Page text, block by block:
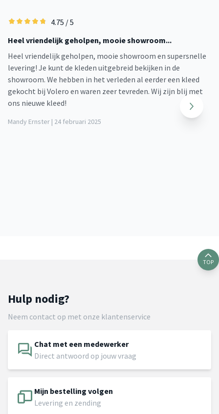
4.75 / 5
Heel vriendelijk geholpen, mooie showroom...
Heel vriendelijk geholpen, mooie showroom en supersnelle
levering! Je kunt de kleden uitgebreid bekijken in de
showroom. We hebben in het verleden al eerder een kleed
gekocht bij Volero en waren zeer tevreden. Wij zijn blij met
ons nieuwe kleed!
Mandy Ernster | 24 februari 2025
TOP
Hulp nodig?
Neem contact op met onze klantenservice
Chat met een medewerker
Direct antwoord op jouw vraag
Mijn bestelling volgen
Levering en zending